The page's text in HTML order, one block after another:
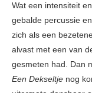
Wat een intensiteit
gebalde percussie
zich als een
alvast met een van
gesmeten had. Dan
Een Dekseltje nog